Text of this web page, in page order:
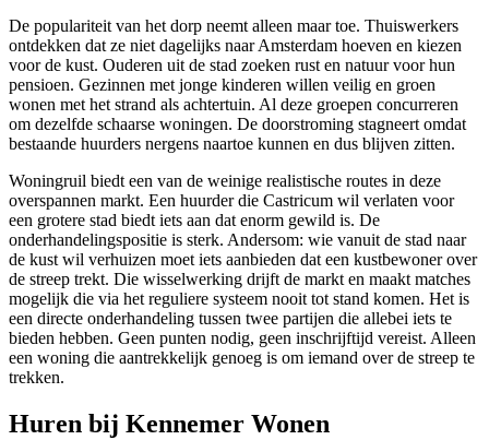
De populariteit van het dorp neemt alleen maar toe. Thuiswerkers
ontdekken dat ze niet dagelijks naar Amsterdam hoeven en kiezen
voor de kust. Ouderen uit de stad zoeken rust en natuur voor hun
pensioen. Gezinnen met jonge kinderen willen veilig en groen
wonen met het strand als achtertuin. Al deze groepen concurreren
om dezelfde schaarse woningen. De doorstroming stagneert omdat
bestaande huurders nergens naartoe kunnen en dus blijven zitten.
Woningruil biedt een van de weinige realistische routes in deze
overspannen markt. Een huurder die Castricum wil verlaten voor
een grotere stad biedt iets aan dat enorm gewild is. De
onderhandelingspositie is sterk. Andersom: wie vanuit de stad naar
de kust wil verhuizen moet iets aanbieden dat een kustbewoner over
de streep trekt. Die wisselwerking drijft de markt en maakt matches
mogelijk die via het reguliere systeem nooit tot stand komen. Het is
een directe onderhandeling tussen twee partijen die allebei iets te
bieden hebben. Geen punten nodig, geen inschrijftijd vereist. Alleen
een woning die aantrekkelijk genoeg is om iemand over de streep te
trekken.
Huren bij Kennemer Wonen